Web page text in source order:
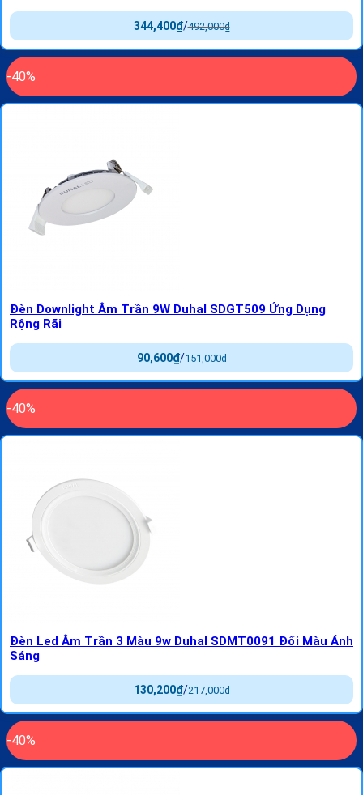
492,000₫
/
344,400₫
-40%
Đèn Downlight Âm Trần 9W Duhal SDGT509 Ứng Dụng
Rộng Rãi
151,000₫
/
90,600₫
-40%
Đèn Led Âm Trần 3 Màu 9w Duhal SDMT0091 Đổi Màu Ánh
Sáng
217,000₫
/
130,200₫
-40%